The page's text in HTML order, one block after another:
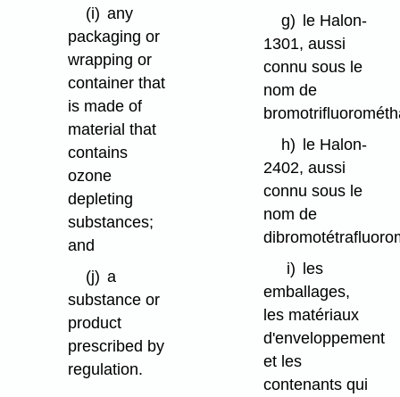
(i) any
packaging or
wrapping or
container that
is made of
material that
contains
ozone
depleting
substances;
and
(j) a
substance or
product
prescribed by
regulation.
g)
le Halon-
1301, aussi
connu sous le
nom de
h)
le Halon-
2402, aussi
connu sous le
nom de
i) les
emballages,
les matériaux
d'enveloppement
et les
contenants qui